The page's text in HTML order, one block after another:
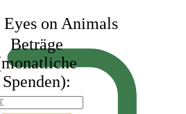
Beträge
Spenden):